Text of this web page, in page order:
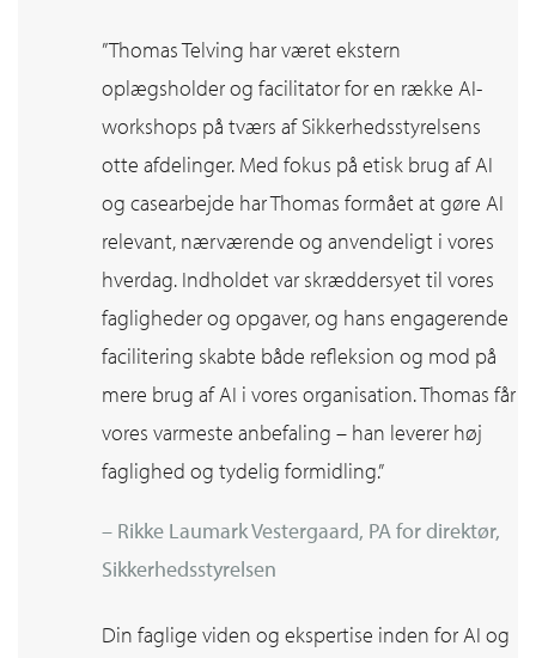
”Thomas Telving har været ekstern
oplægsholder og facilitator for en række AI-
workshops på tværs af Sikkerhedsstyrelsens
otte afdelinger. Med fokus på etisk brug af AI
og casearbejde har Thomas formået at gøre AI
relevant, nærværende og anvendeligt i vores
hverdag. Indholdet var skræddersyet til vores
fagligheder og opgaver, og hans engagerende
facilitering skabte både refleksion og mod på
mere brug af AI i vores organisation. Thomas får
vores varmeste anbefaling – han leverer høj
faglighed og tydelig formidling.”
– Rikke Laumark Vestergaard, PA for direktør,
Sikkerhedsstyrelsen
Din faglige viden og ekspertise inden for AI og